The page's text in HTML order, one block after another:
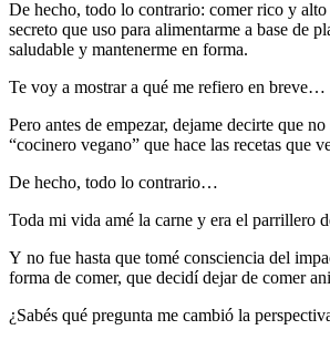
De hecho, todo lo contrario: comer rico y alto
secreto que uso para alimentarme a base de
saludable y mantenerme en forma.
Te voy a mostrar a qué me refiero en breve…
Pero antes de empezar, dejame decirte que
“cocinero vegano” que hace las recetas que
De hecho, todo lo contrario…
Toda mi vida amé la carne y era el parrillero
Y no fue hasta que tomé consciencia del
forma de comer, que decidí dejar de comer
¿Sabés qué pregunta me cambió la